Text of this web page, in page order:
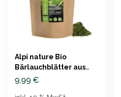
Alpi nature Bio
Bärlauchblätter aus
kontrolliertem Anbau
9,99 €